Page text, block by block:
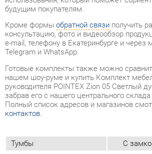
Готовые комплекты также можно
нашем шоу-руме и купить Комплект мебели
руководителя POINTEX Zion 05 Светлый дуб,
забрав его с нашего центрального склада в
Полный список адресов и магазинов
контактов.
Тумбы С замком
Стиль мебели
Толщина столешницы, мм
36
Материал
Лдсп
Цвет Светлый